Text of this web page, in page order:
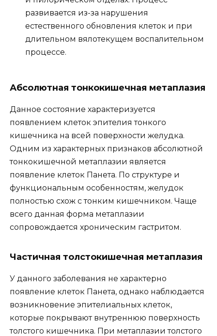
развивается из-за нарушения
естественного обновления клеток и при
длительном вялотекущем воспалительном
процессе.
Абсолютная тонкокишечная метаплазия
Данное состояние характеризуется
появлением клеток эпителия тонкого
кишечника на всей поверхности желудка.
Одним из характерных признаков абсолютной
тонкокишечной метаплазии является
появление клеток Панета. По структуре и
функциональным особенностям, желудок
полностью схож с тонким кишечником. Чаще
всего данная форма метаплазии
сопровождается хроническим гастритом.
Частичная толстокишечная метаплазия
У данного заболевания не характерно
появление клеток Панета, однако наблюдается
возникновение эпителиальных клеток,
которые покрывают внутреннюю поверхность
толстого кишечника. При метаплазии толстого